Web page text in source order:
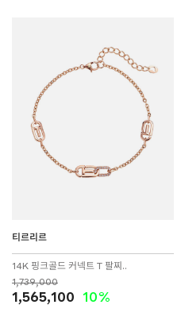
티르리르
14K 핑크골드 커넥트 T 팔찌..
1,739,000
1,565,100 10%